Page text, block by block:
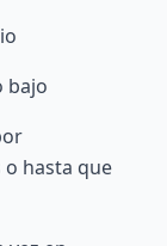
bajo
hasta que